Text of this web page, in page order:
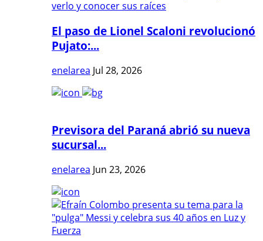
El paso de Lionel Scaloni revolucionó
Pujato:...
enelarea Jul 28, 2026
Previsora del Paraná abrió su nueva
sucursal...
enelarea Jun 23, 2026